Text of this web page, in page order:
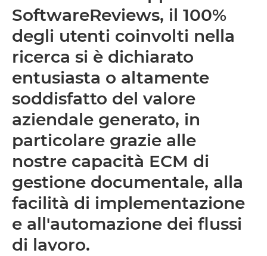
SoftwareReviews, il 100%
degli utenti coinvolti nella
ricerca si è dichiarato
entusiasta o altamente
soddisfatto del valore
aziendale generato, in
particolare grazie alle
nostre capacità ECM di
gestione documentale, alla
facilità di implementazione
e all'automazione dei flussi
di lavoro.